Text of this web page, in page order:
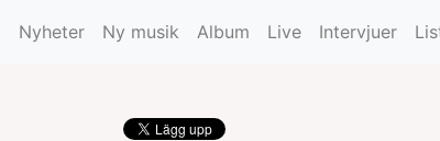
Nyheter Ny musik Album Live Intervjuer